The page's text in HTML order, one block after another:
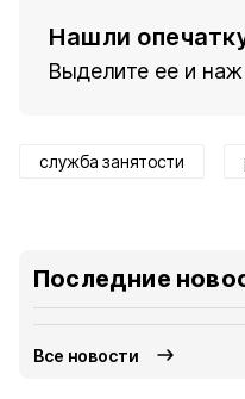
Нашли
Выделите ее и
служба занятости
Последние
Все новости